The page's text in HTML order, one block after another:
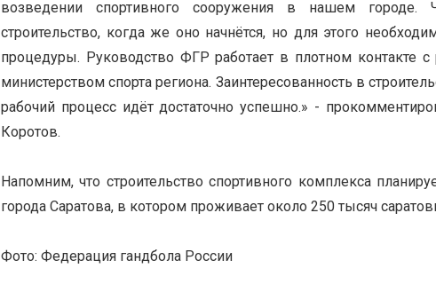
возведении спортивного сооружения в нашем городе.
строительство, когда же оно начнётся, но для этого
процедуры. Руководство ФГР работает в плотном контакте с
министерством спорта региона. Заинтересованность в
рабочий процесс идёт достаточно успешно.» -
Коротов.
Напомним, что строительство спортивного комплекса
города Саратова, в котором проживает около 250 тысяч
Фото: Федерация гандбола России